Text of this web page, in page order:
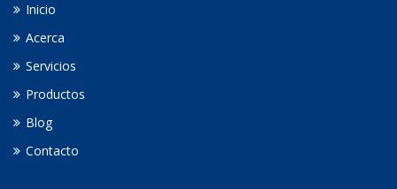
Inicio
Acerca
Servicios
Productos
Blog
Contacto